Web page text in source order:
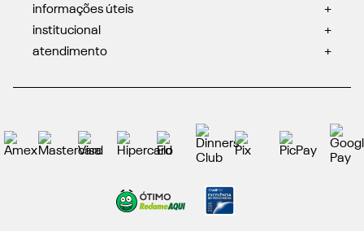
informações úteis
+
institucional
+
atendimento
+